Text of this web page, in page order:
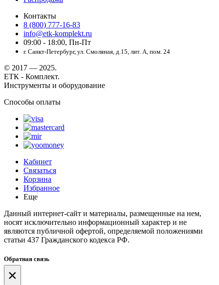
Контакты
8 (800) 777-16-83
info@etk-komplekt.ru
09:00 - 18:00, Пн-Пт
г. Санкт-Петербург, ул. Смоляная, д.15, лит. А, пом. 24
© 2017 — 2025.
ЕТК - Комплект.
Инструменты и оборудование
Способы оплаты
Кабинет
Связаться
Корзина
Избранное
Еще
Данный интернет-сайт и материалы, размещенные на нем,
носят исключительно информационный характер и не
являются публичной офертой, определяемой положениями
статьи 437 Гражданского кодекса РФ.
Обратная связь
×